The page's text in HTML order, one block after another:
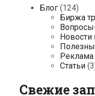
Блог (124)
Биржа
Новости
Реклама
Статьи
Свежие